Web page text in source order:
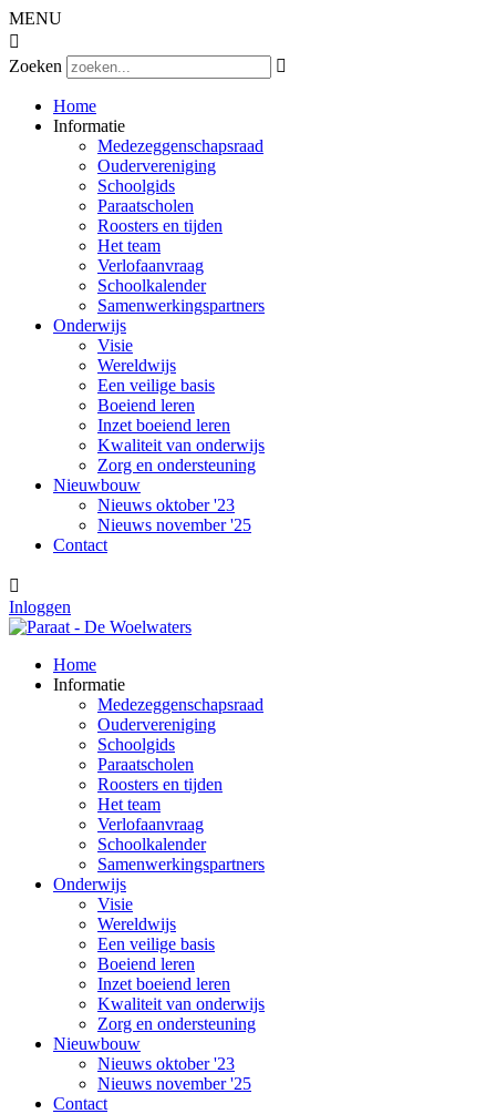
MENU

Zoeken

Home
Informatie
Medezeggenschapsraad
Oudervereniging
Schoolgids
Paraatscholen
Roosters en tijden
Het team
Verlofaanvraag
Schoolkalender
Samenwerkingspartners
Onderwijs
Visie
Wereldwijs
Een veilige basis
Boeiend leren
Inzet boeiend leren
Kwaliteit van onderwijs
Zorg en ondersteuning
Nieuwbouw
Nieuws oktober '23
Nieuws november '25
Contact

Inloggen
Home
Informatie
Medezeggenschapsraad
Oudervereniging
Schoolgids
Paraatscholen
Roosters en tijden
Het team
Verlofaanvraag
Schoolkalender
Samenwerkingspartners
Onderwijs
Visie
Wereldwijs
Een veilige basis
Boeiend leren
Inzet boeiend leren
Kwaliteit van onderwijs
Zorg en ondersteuning
Nieuwbouw
Nieuws oktober '23
Nieuws november '25
Contact